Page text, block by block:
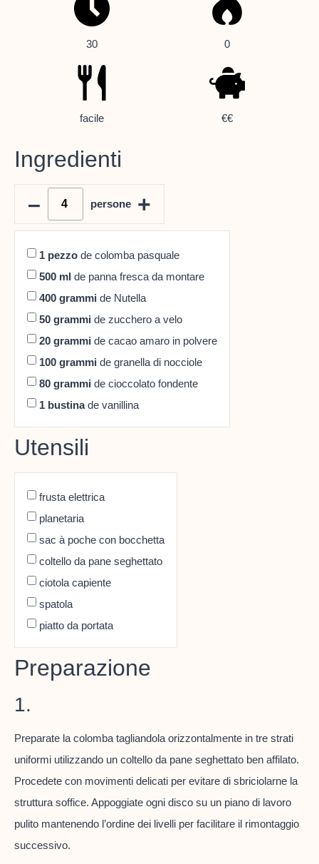
30 0
facile €€
Ingredienti
–
persone +
1 pezzo de colomba pasquale
500 ml de panna fresca da montare
400 grammi de Nutella
50 grammi de zucchero a velo
20 grammi de cacao amaro in polvere
100 grammi de granella di nocciole
80 grammi de cioccolato fondente
1 bustinade vanillina
Utensili
frusta elettrica
planetaria
sac à poche con bocchetta
coltello da pane seghettato
ciotola capiente
spatola
piatto da portata
Preparazione
1.
Preparate la colomba tagliandola orizzontalmente in tre strati
uniformi utilizzando un coltello da pane seghettato ben affilato.
Procedete con movimenti delicati per evitare di sbriciolarne la
struttura soffice. Appoggiate ogni disco su un piano di lavoro
pulito mantenendo l’ordine dei livelli per facilitare il rimontaggio
successivo.